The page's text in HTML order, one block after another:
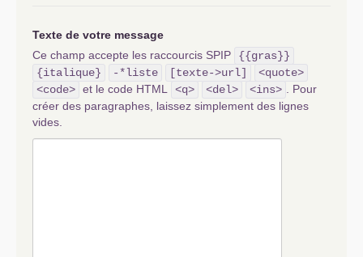
Texte de votre message
Ce champ accepte les raccourcis SPIP
{{gras}}
{italique}
-*liste [texte->url]
<quote>
<code> et le code HTML <q> <del> <ins> . Pour
créer des paragraphes, laissez simplement des lignes
vides.